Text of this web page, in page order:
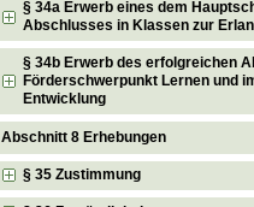
§ 34a Erwerb eines dem
Abschlusses in Klassen zur
§ 34b Erwerb des erfolgreichen
Förderschwerpunkt Lernen und
Entwicklung
Abschnitt 8 Erhebungen
§ 35 Zustimmung